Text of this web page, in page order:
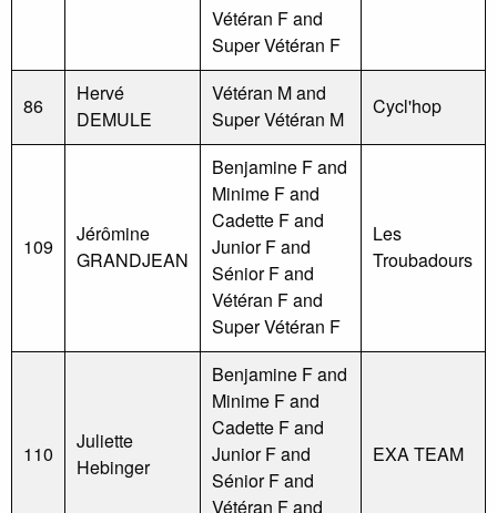
Vétéran F and
Super Vétéran F
86
Hervé
DEMULE
Vétéran M and
Super Vétéran M
Cycl'hop
109
Jérômine
GRANDJEAN
Benjamine F and
Minime F and
Cadette F and
Junior F and
Sénior F and
Vétéran F and
Super Vétéran F
Les
Troubadours
110
Juliette
Hebinger
Benjamine F and
Minime F and
Cadette F and
Junior F and
Sénior F and
Vétéran F and
EXA TEAM